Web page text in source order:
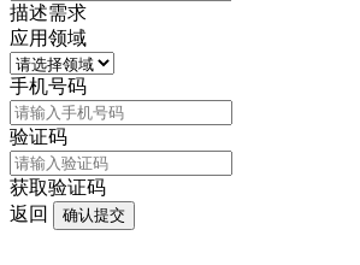
描述需求
应用领域
手机号码
验证码
获取验证码
返回
确认提交